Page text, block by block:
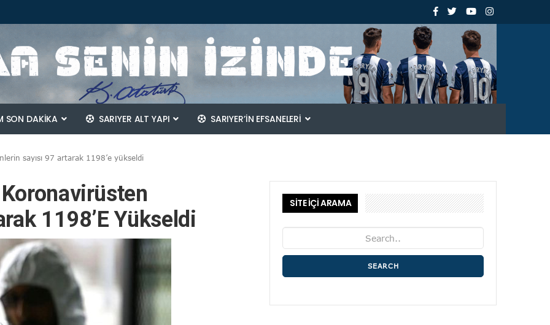
SON DAKİKA SARIYER ALT YAPI SARIYER’IN EFSANELERI
sayısı 97 artarak 1198’e yükseldi
1198’e Yükseldi
SİTE İÇİ ARAMA
SEARCH